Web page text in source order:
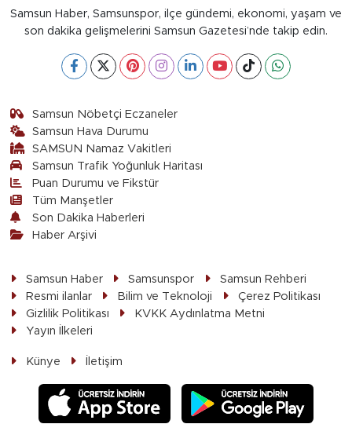
Samsun Haber, Samsunspor, ilçe gündemi, ekonomi, yaşam ve
son dakika gelişmelerini Samsun Gazetesi’nde takip edin.
Samsun Nöbetçi Eczaneler
Samsun Hava Durumu
SAMSUN Namaz Vakitleri
Samsun Trafik Yoğunluk Haritası
Puan Durumu ve Fikstür
Tüm Manşetler
Son Dakika Haberleri
Haber Arşivi
Samsun Haber Samsunspor
Samsun Rehberi
Resmi ilanlar
Bilim ve Teknoloji
Çerez Politikası
Gizlilik Politikası
KVKK Aydınlatma Metni
Yayın İlkeleri
Künye İletişim